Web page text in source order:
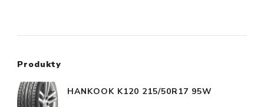
Produkty
HANKOOK K120 215/50R17 95W